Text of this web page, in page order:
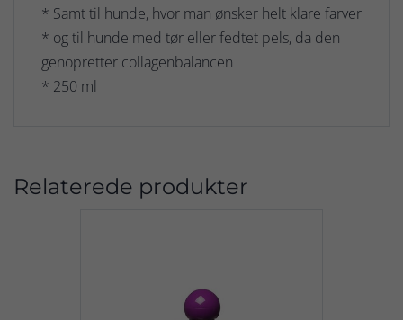
* Samt til hunde, hvor man ønsker helt klare farver
* og til hunde med tør eller fedtet pels, da den
genopretter collagenbalancen
* 250 ml
Relaterede produkter